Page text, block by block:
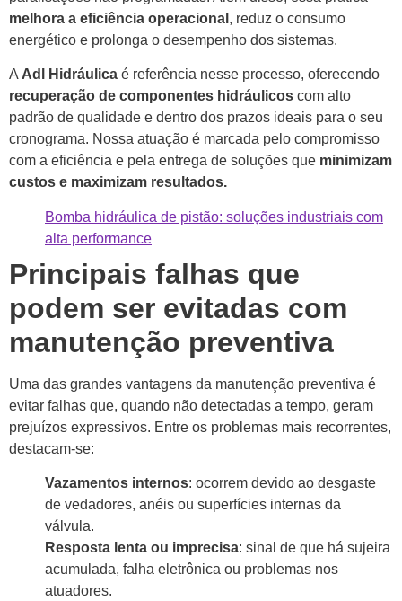
melhora a eficiência operacional , reduz o consumo
energético e prolonga o desempenho dos sistemas.
AAdl Hidráulica é referência nesse processo, oferecendo
recuperação de componentes hidráulicos com alto
padrão de qualidade e dentro dos prazos ideais para o seu
cronograma. Nossa atuação é marcada pelo compromisso
com a eficiência e pela entrega de soluções que minimizam
custos e maximizam resultados.
Bomba hidráulica de pistão: soluções industriais com
alta performance
Principais falhas que
podem ser evitadas com
manutenção preventiva
Uma das grandes vantagens da manutenção preventiva é
evitar falhas que, quando não detectadas a tempo, geram
prejuízos expressivos. Entre os problemas mais recorrentes,
destacam-se:
Vazamentos internos: ocorrem devido ao desgaste
de vedadores, anéis ou superfícies internas da
válvula.
Resposta lenta ou imprecisa: sinal de que há sujeira
acumulada, falha eletrônica ou problemas nos
atuadores.